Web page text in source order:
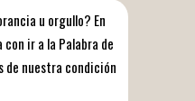
u orgullo? En
ir a la Palabra de
de nuestra condición